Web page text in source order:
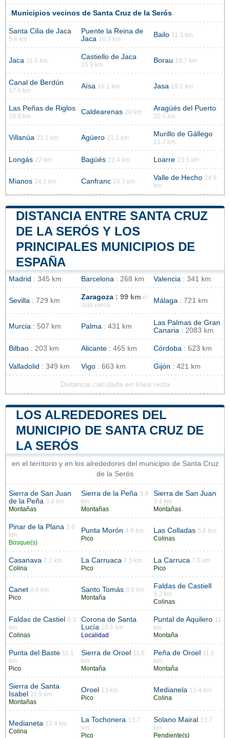
Municipios vecinos de Santa Cruz de la Serós
Santa Cilia de Jaca
5.4 km
Puente la Reina de
Jaca 10.3 km
Bailo 11.3 km
Jaca 11.6 km Castiello de Jaca
15.9 km
Borau 16.7 km
Canal de Berdún
17.6 km
Aísa 18.1 km Jasa 19.2 km
Las Peñas de Riglos
19.8 km
Caldearenas 20 km Aragüés del Puerto
20.5 km
Villanúa 21.1 km Agüero 21.1 km Murillo de Gállego
21.7 km
Longás 22 km Bagüés 22.4 km Loarre 23.5 km
Mianos 24.1 km Canfranc 24.7 km Valle de Hecho 24.9
km
DISTANCIA ENTRE SANTA CRUZ
DE LA SERÓS Y LOS
PRINCIPALES MUNICIPIOS DE
ESPAÑA
Madrid : 345 km Barcelona : 268 km Valencia : 341 km
Sevilla : 729 km Zaragoza : 99 km el
más cerca
Málaga : 721 km
Murcia : 507 km Palma : 431 km
Las Palmas de Gran
Canaria : 2083 km
Bilbao : 203 km Alicante : 465 km Córdoba : 623 km
Valladolid : 349 km Vigo : 663 km Gijón : 421 km
Distancia calculada en línea recta
LOS ALREDEDORES DEL
MUNICIPIO DE SANTA CRUZ DE
LA SERÓS
en el territorio y en los alrededores del municipio de Santa Cruz
de la Serós
Sierra de San Juan
de la Peña 3.4 km
Montañas
Sierra de la Peña 3.4
km
Montañas
Sierra de San Juan
3.4 km
Montañas
Pinar de la Plana 3.6
km
Bosque(s)
Punta Morón 4.9 km
Pico
Las Colladas 5.6 km
Colinas
Casanava 7.2 km
Colina
La Carruaca 7.5 km
Pico
La Carruca 7.5 km
Pico
Canet 8.6 km
Pico
Santo Tomás 8.8 km
Montaña
Faldas de Castiell
9.3 km
Colinas
Faldas de Castiel
9.3
km
Colinas
Corona de Santa
Lucía 10.6 km
Localidad
Puntal de Aquilero 11
km
Montaña
Punta del Baste 11.1
km
Pico
Sierra de Oroel
11.6
km
Montaña
Peña de Oroel
11.6
km
Montaña
Sierra de Santa
Isabel
11.9 km
Montañas
Oroel
13 km
Pico
Medianela 13.4 km
Colina
Medianeta 13.4 km
Colina
La Tochonera 13.7
km
Pico
Solano Mairal
13.7
km
Pendiente(s)